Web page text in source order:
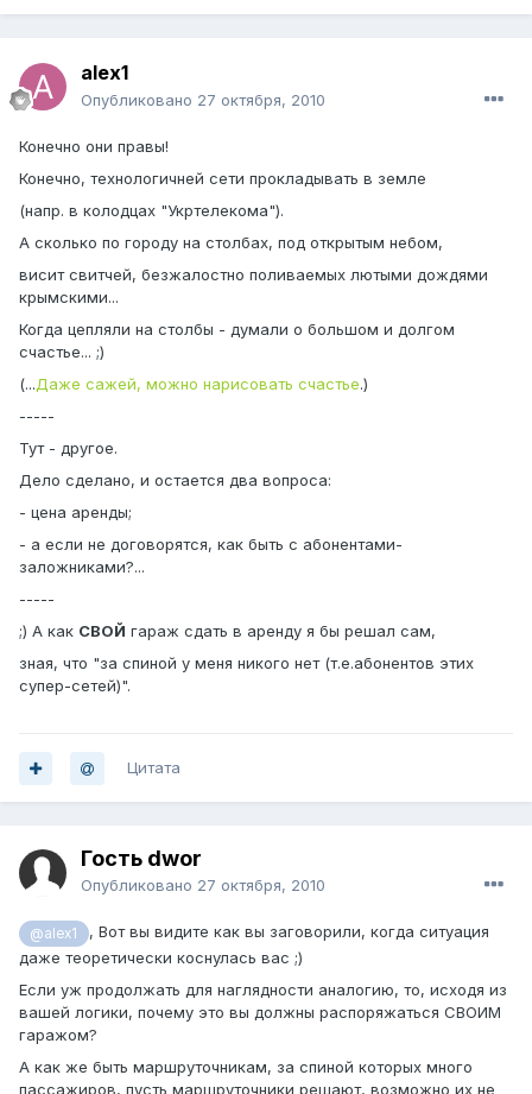
alex1
Опубликовано 27 октября, 2010
Конечно они правы!
Конечно, технологичней сети прокладывать в земле
(напр. в колодцах "Укртелекома").
А сколько по городу на столбах, под открытым небом,
висит свитчей, безжалостно поливаемых лютыми дождями
крымскими...
Когда цепляли на столбы - думали о большом и долгом
счастье... ;)
(...Даже сажей, можно нарисовать счастье.)
-----
Тут - другое.
Дело сделано, и остается два вопроса:
- цена аренды;
- а если не договорятся, как быть с абонентами-
заложниками?...
-----
;) А как СВОЙ гараж сдать в аренду я бы решал сам,
зная, что "за спиной у меня никого нет (т.е.абонентов этих
супер-сетей)".
Цитата
Гость dwor
Опубликовано 27 октября, 2010
@alex1
, Вот вы видите как вы заговорили, когда ситуация
даже теоретически коснулась вас ;)
Если уж продолжать для наглядности аналогию, то, исходя из
вашей логики, почему это вы должны распоряжаться СВОИМ
гаражом?
А как же быть маршруточникам, за спиной которых много
пассажиров, пусть маршруточники решают, возможно их не